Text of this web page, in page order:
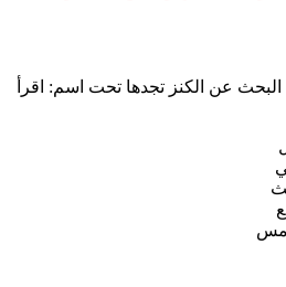
البحث عن الكنز تجدها تحت اسم: اقرأ